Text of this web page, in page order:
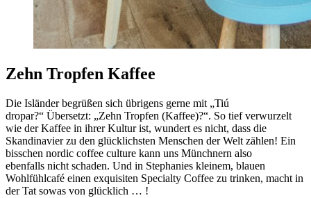
Zehn Tropfen Kaffee
Die Isländer begrüßen sich übrigens gerne mit „Tiú
dropar?“ Übersetzt: „Zehn Tropfen (Kaffee)?“. So tief verwurzelt
wie der Kaffee in ihrer Kultur ist, wundert es nicht, dass die
Skandinavier zu den glücklichsten Menschen der Welt zählen! Ein
bisschen nordic coffee culture kann uns Münchnern also
ebenfalls nicht schaden. Und in Stephanies kleinem, blauen
Wohlfühlcafé einen exquisiten Specialty Coffee zu trinken, macht in
der Tat sowas von glücklich … !